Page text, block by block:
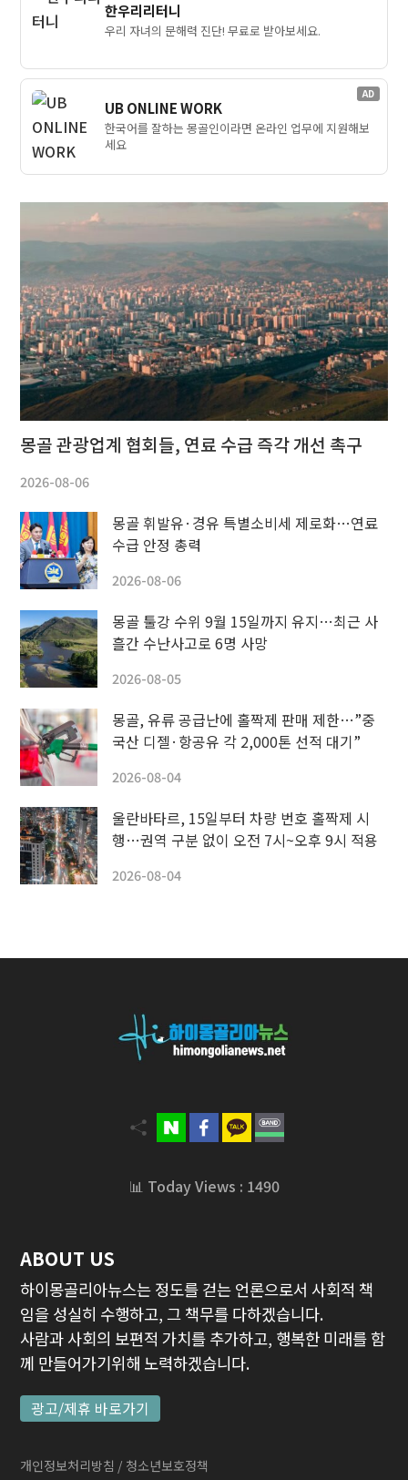
한우리리터니
우리 자녀의 문해력 진단! 무료로 받아보세요.
AD
UB ONLINE WORK
한국어를 잘하는 몽골인이라면 온라인 업무에 지원해보
세요
몽골 관광업계 협회들, 연료 수급 즉각 개선 촉구
2026-08-06
몽골 휘발유·경유 특별소비세 제로화…연료
수급 안정 총력
2026-08-06
몽골 툴강 수위 9월 15일까지 유지…최근 사
흘간 수난사고로 6명 사망
2026-08-05
몽골, 유류 공급난에 홀짝제 판매 제한…”중
국산 디젤·항공유 각 2,000톤 선적 대기”
2026-08-04
울란바타르, 15일부터 차량 번호 홀짝제 시
행…권역 구분 없이 오전 7시~오후 9시 적용
2026-08-04
📊 Today Views : 1490
ABOUT US
하이몽골리아뉴스는 정도를 걷는 언론으로서 사회적 책
임을 성실히 수행하고, 그 책무를 다하겠습니다.
사람과 사회의 보편적 가치를 추가하고, 행복한 미래를 함
께 만들어가기위해 노력하겠습니다.
광고/제휴 바로가기
개인정보처리방침 / 청소년보호정책